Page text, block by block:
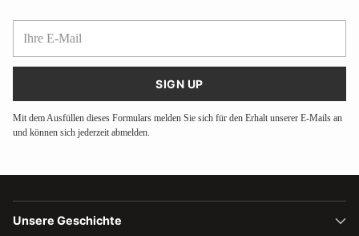
SIGN UP
Mit dem Ausfüllen dieses Formulars melden Sie sich für den Erhalt unserer E-Mails an
und können sich jederzeit abmelden.
Unsere Geschichte